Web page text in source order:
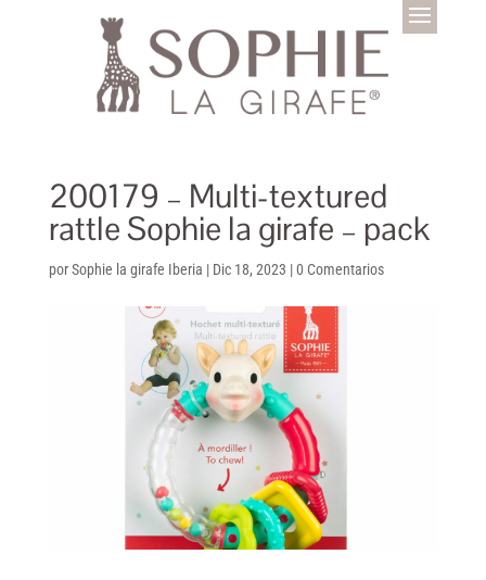
200179 – Multi-textured
rattle Sophie la girafe – pack
porSophie la girafe Iberia | Dic 18, 2023 |0 Comentarios